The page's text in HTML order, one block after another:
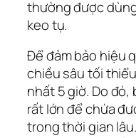
thường được
keo tụ.
Để đảm bảo hiệu
chiều sâu tối
nhất 5 giờ. Do
rất lớn để chứa
trong thời gian